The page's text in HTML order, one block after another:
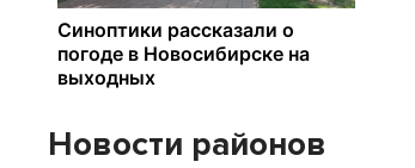
Новости районов